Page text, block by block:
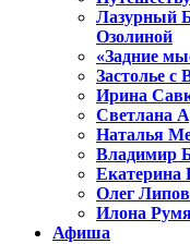
Лазурный
Озолиной
«Задние
Застолье
Ирина
Светлана
Наталья
Владимир
Екатерина
Олег
Илона
Афиша